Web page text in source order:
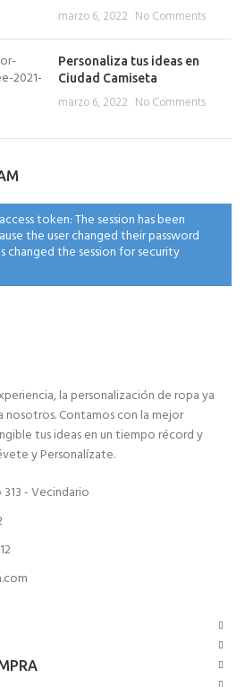
marzo 6, 2022 No Comments
Personaliza tus ideas en
Ciudad Camiseta
marzo 6, 2022 No Comments
token: The session has been
the user changed their password
changed the session for security
la personalización de ropa ya
nosotros. Contamos con la mejor
tus ideas en un tiempo récord y
y Personalízate.
- Vecindario